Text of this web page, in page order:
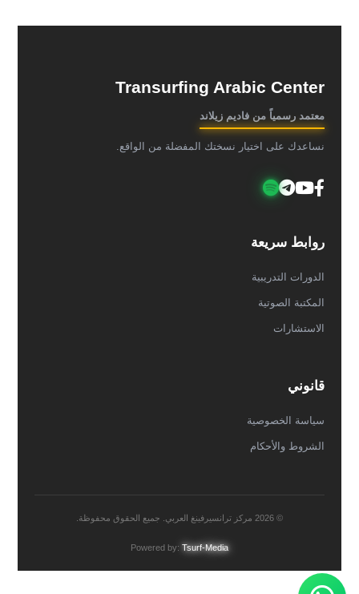
Transurfing Arabic Center
معتمد رسمياً من فاديم زيلاند
نساعدك على اختيار نسختك المفضلة من الواقع.
روابط سريعة
الدورات التدريبية
المكتبة الصوتية
الاستشارات
قانوني
سياسة الخصوصية
الشروط والأحكام
© 2026 مركز ترانسيرفينغ العربي. جميع الحقوق محفوظة.
Powered by: Tsurf-Media